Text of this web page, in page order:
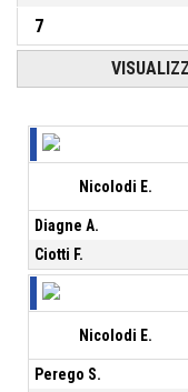
7
Nicolodi E.
Diagne A.
Ciotti F.
Nicolodi E.
Perego S.